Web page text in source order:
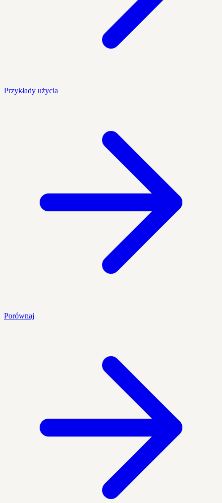
Przykłady użycia
Porównaj